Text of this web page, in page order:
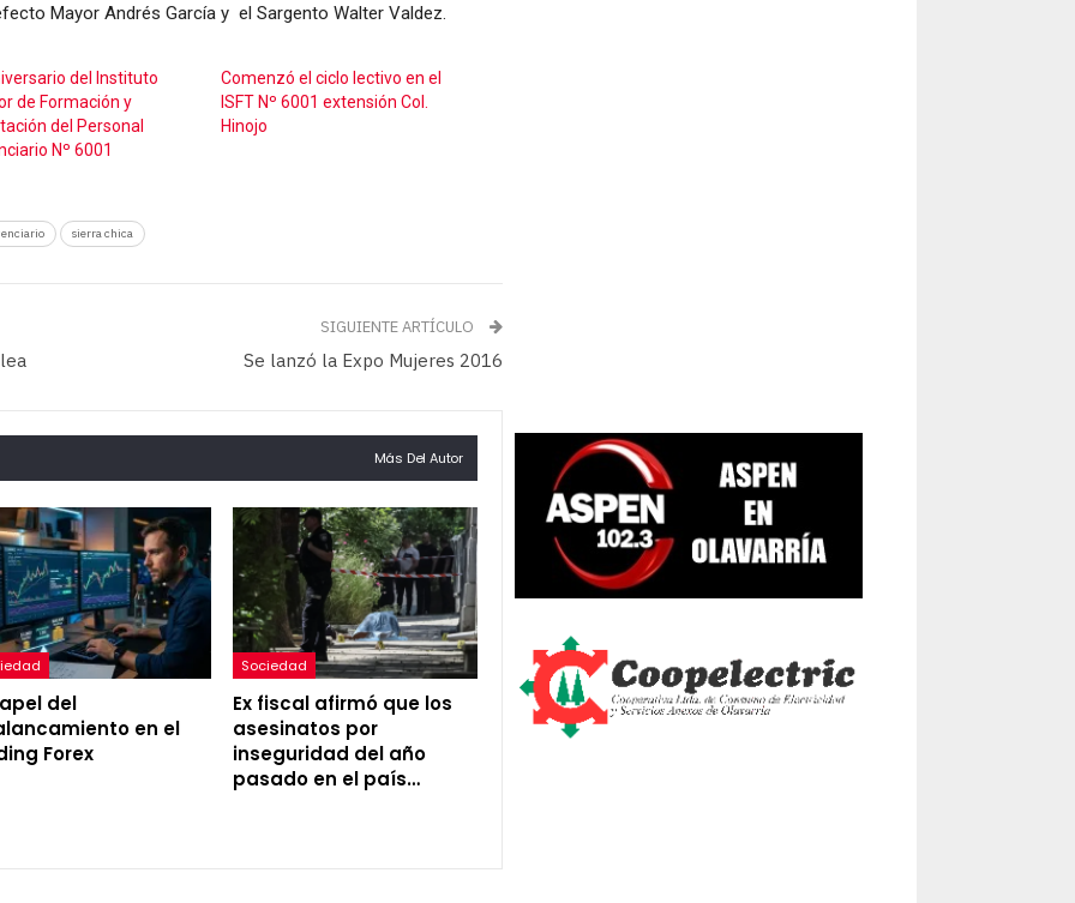
Mayor Andrés García y el Sargento Walter Valdez.
del Instituto
de Formación y
del Personal
Nº 6001
Comenzó el ciclo lectivo en el
ISFT Nº 6001 extensión Col.
Hinojo
sierra chica
SIGUIENTE ARTÍCULO
Se lanzó la Expo Mujeres 2016
Más Del Autor
del
en el
Forex
Sociedad
Ex fiscal afirmó que los
asesinatos por
inseguridad del año
pasado en el país…